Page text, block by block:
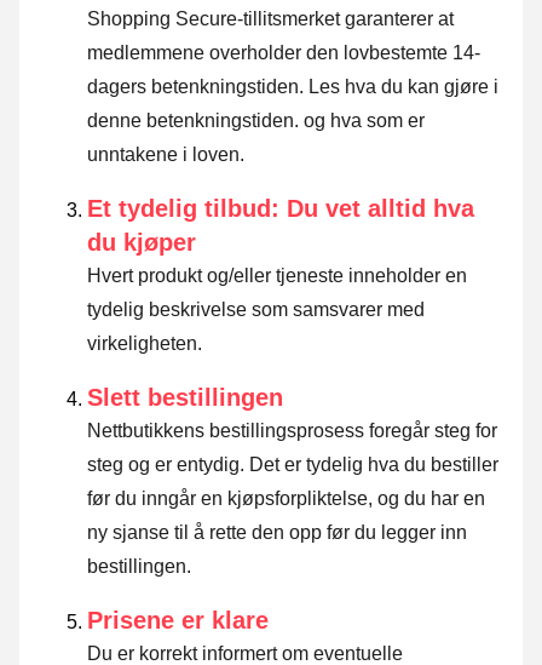
Shopping Secure-tillitsmerket garanterer at
medlemmene overholder den lovbestemte 14-
dagers betenkningstiden. Les hva du kan gjøre i
denne betenkningstiden. og hva som er
unntakene i loven.
Et tydelig tilbud: Du vet alltid hva
du kjøper
Hvert produkt og/eller tjeneste inneholder en
tydelig beskrivelse som samsvarer med
virkeligheten.
Slett bestillingen
Nettbutikkens bestillingsprosess foregår steg for
steg og er entydig. Det er tydelig hva du bestiller
før du inngår en kjøpsforpliktelse, og du har en
ny sjanse til å rette den opp før du legger inn
bestillingen.
Prisene er klare
Du er korrekt informert om eventuelle